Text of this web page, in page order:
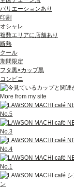
バリエーションあり
印刷
オシャレ
複数エリアに店舗あり
断熱
クール
期間限定
フタ黒×カップ黒
コンビニ
More from my site
No.5
No.3
No.4
No.1
ン